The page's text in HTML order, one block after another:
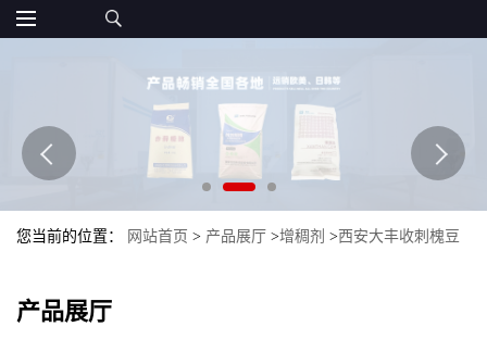
您当前的位置： 网站首页 > 产品展厅 >增稠剂 >西安大丰收刺槐豆
产品展厅